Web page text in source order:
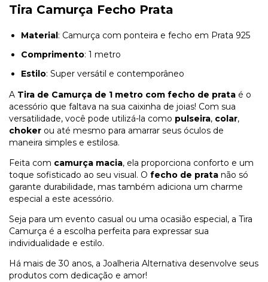
Tira Camurça Fecho Prata
Material : Camurça com ponteira e fecho em Prata 925
Comprimento: 1 metro
Estilo: Super versátil e contemporâneo
A Tira de Camurça de 1 metro com fecho de prata é o
acessório que faltava na sua caixinha de joias! Com sua
versatilidade, você pode utilizá-la como pulseira, colar,
choker ou até mesmo para amarrar seus óculos de
maneira simples e estilosa.
Feita com camurça macia, ela proporciona conforto e um
toque sofisticado ao seu visual. O fecho de prata não só
garante durabilidade, mas também adiciona um charme
especial a este acessório.
Seja para um evento casual ou uma ocasião especial, a Tira
Camurça é a escolha perfeita para expressar sua
individualidade e estilo.
Há mais de 30 anos, a Joalheria Alternativa desenvolve seus
produtos com dedicação e amor!